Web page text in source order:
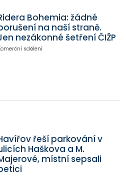
Bohemia: žádné
na naší straně.
nezákonné šetření ČIŽP
sdělení
řeší parkování v
Haškova a M.
místní sepsali